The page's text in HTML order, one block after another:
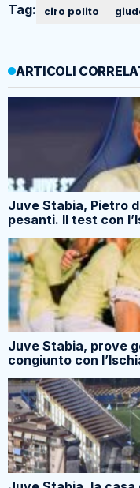
Tag: ciro polito
ARTICOLI
Juve Stabia, Pietro
pesanti. Il test con
Juve Stabia, prove
congiunto con